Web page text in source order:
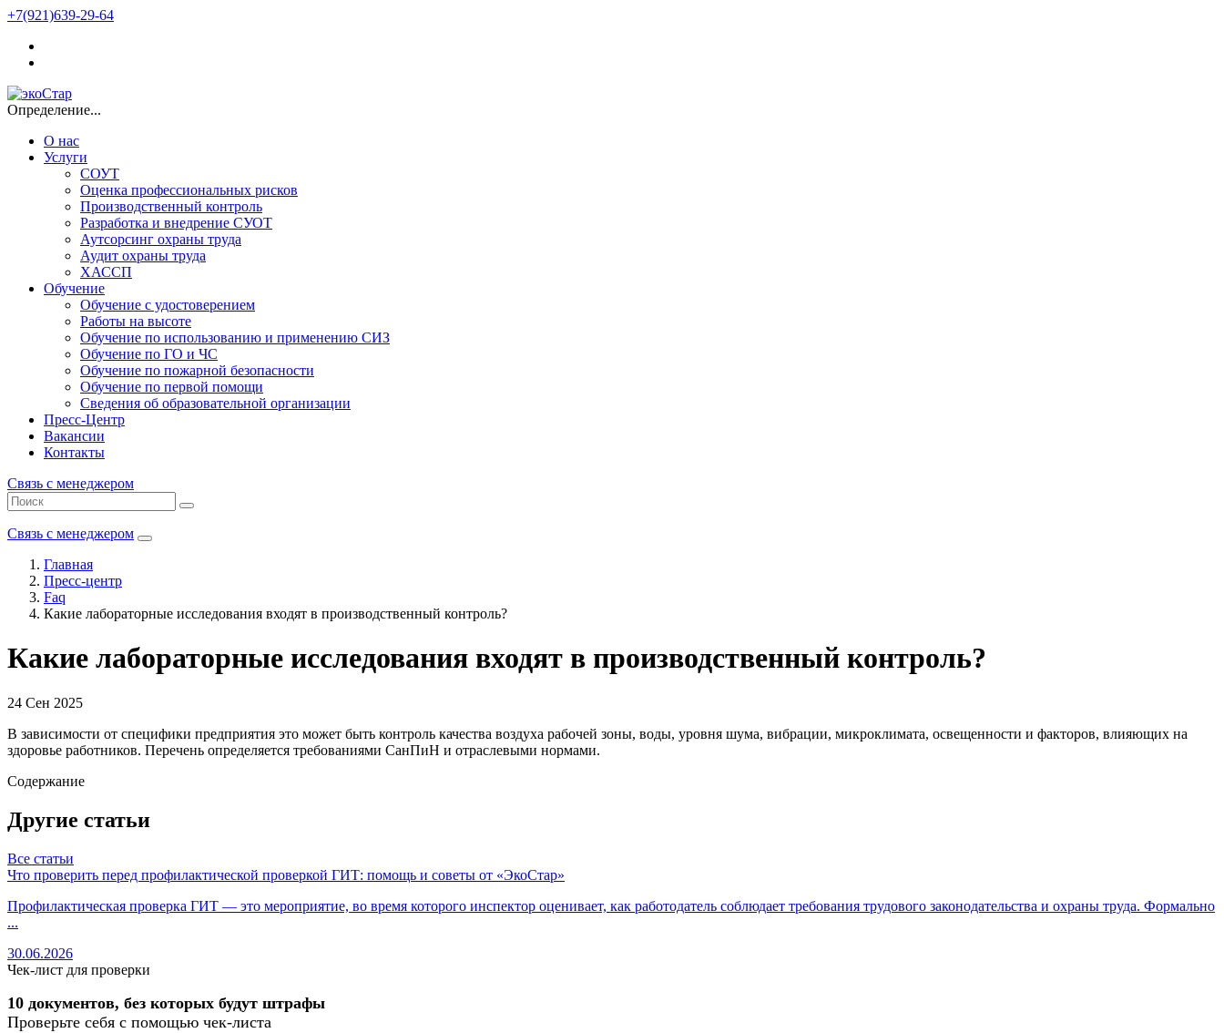
+7(921)639-29-64
Определение...
О нас
Услуги
СОУТ
Оценка профессиональных рисков
Производственный контроль
Разработка и внедрение СУОТ
Аутсорсинг охраны труда
Аудит охраны труда
ХАССП
Обучение
Обучение с удостоверением
Работы на высоте
Обучение по использованию и применению СИЗ
Обучение по ГО и ЧС
Обучение по пожарной безопасности
Обучение по первой помощи
Сведения об образовательной организации
Пресс-Центр
Вакансии
Контакты
Связь с менеджером
Связь с менеджером
Главная
Пресс-центр
Faq
Какие лабораторные исследования входят в производственный контроль?
Какие лабораторные исследования входят в производственный контроль?
24 Сен 2025
В зависимости от специфики предприятия это может быть контроль качества воздуха рабочей зоны, воды, уровня шума, вибрации, микроклимата, освещенности и факторов, влияющих на
здоровье работников. Перечень определяется требованиями СанПиН и отраслевыми нормами.
Содержание
Другие статьи
Все статьи
Что проверить перед профилактической проверкой ГИТ: помощь и советы от «ЭкоСтар»
Профилактическая проверка ГИТ — это мероприятие, во время которого инспектор оценивает, как работодатель соблюдает требования трудового законодательства и охраны труда. Формально
...
30.06.2026
Чек-лист для проверки
10 документов, без которых будут штрафы
Проверьте себя с помощью чек-листа